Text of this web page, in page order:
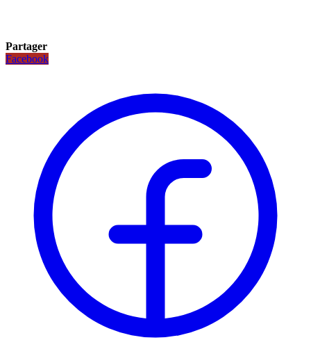
Partager
Facebook